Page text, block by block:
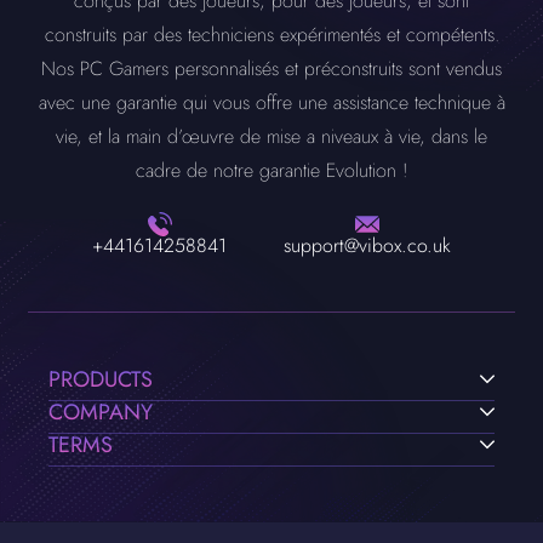
PRODUCTS
COMPANY
TERMS
construits par des techniciens expérimentés et compétents.
Nos PC Gamers personnalisés et préconstruits sont vendus
avec une garantie qui vous offre une assistance technique à
vie, et la main d’œuvre de mise a niveaux à vie, dans le
cadre de notre garantie Evolution !
+441614258841 support@vibox.co.uk